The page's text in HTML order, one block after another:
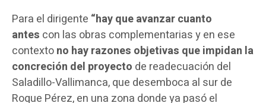
Para el dirigente “hay que avanzar cuanto
antes con las obras complementarias y en ese
contextono hay razones objetivas que impidan la
concreción del proyecto de readecuación del
Saladillo-Vallimanca, que desemboca al sur de
Roque Pérez, en una zona donde ya pasó el